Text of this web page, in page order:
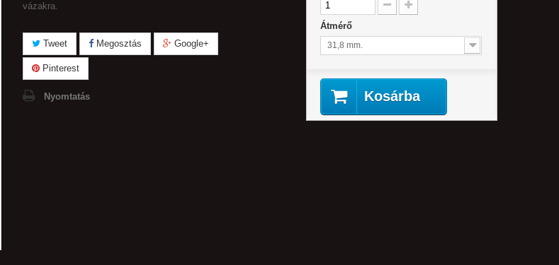
vázakra.
Tweet Megosztás Google+
Pinterest
Nyomtatás
Átmérő
31,8 mm.
Kosárba